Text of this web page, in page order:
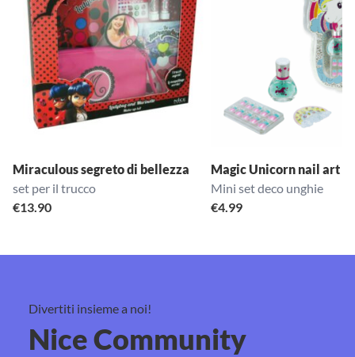
Miraculous segreto di bellezza
set per il trucco
€13.90
Magic Unicorn nail art
Mini set deco unghie
€4.99
Divertiti insieme a noi!
Nice Community